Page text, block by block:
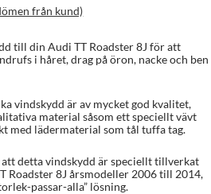
från kund)
till din Audi TT Roadster 8J för att
i håret, drag på öron, nacke och ben
vindskydd är av mycket god kvalitet,
material såsom ett speciellt vävt
med lädermaterial som tål tuffa tag.
detta vindskydd är speciellt tillverkat
Roadster 8J årsmodeller 2006 till 2014,
passar-alla” lösning.